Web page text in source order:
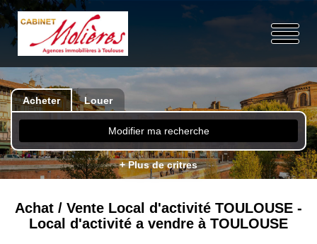
Acheter Louer
Modifier ma recherche
+ Plus de critres
Achat / Vente Local d'activité TOULOUSE -
Local d'activité a vendre à TOULOUSE